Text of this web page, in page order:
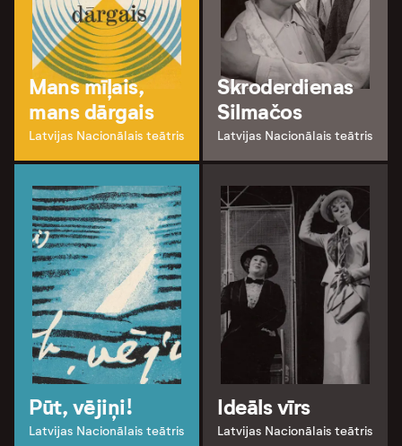
Mans mīļais,
mans dārgais
Latvijas Nacionālais teātris
Skroderdienas
Silmačos
Latvijas Nacionālais teātris
Pūt, vējiņi!
Latvijas Nacionālais teātris
Ideāls vīrs
Latvijas Nacionālais teātris